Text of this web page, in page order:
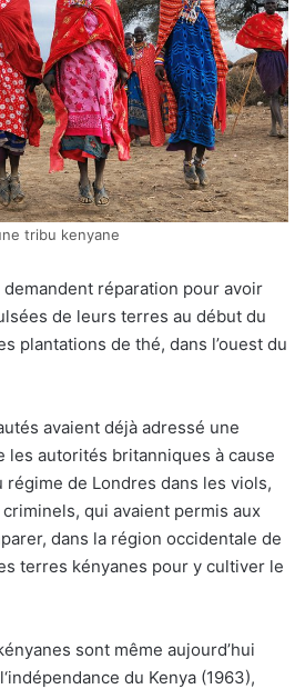
tribu kenyane
réparation pour avoir
de leurs terres au début du
plantations de thé, dans l’ouest du
avaient déjà adressé une
les autorités britanniques à cause
de Londres dans les viols,
qui avaient permis aux
dans la région occidentale de
terres kényanes pour y cultiver le
sont même aujourd’hui
du Kenya (1963),